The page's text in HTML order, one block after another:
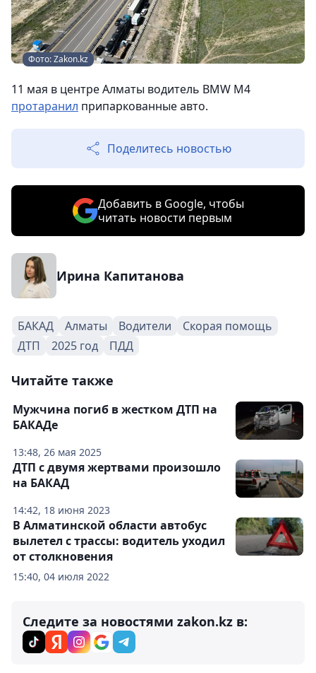
Фото: Zakon.kz
11 мая в центре Алматы водитель BMW M4
протаранил припаркованные авто.
Поделитесь новостью
Добавить в Google, чтобы
читать новости первым
Ирина Капитанова
БАКАД Алматы Водители
Скорая помощь
ДТП
2025 год ПДД
Читайте также
13:48, 26 мая 2025
Мужчина погиб в жестком ДТП на
БАКАДе
14:42, 18 июня 2023
ДТП с двумя жертвами произошло
на БАКАД
15:40, 04 июля 2022
В Алматинской области автобус
вылетел с трассы: водитель уходил
от столкновения
Следите за новостями zakon.kz в: